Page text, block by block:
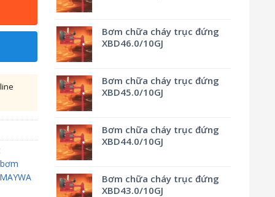
Bơm chữa cháy trục đứng
XBD46.0/10GJ
Bơm chữa cháy trục đứng
XBD45.0/10GJ
Bơm chữa cháy trục đứng
XBD44.0/10GJ
Bơm chữa cháy trục đứng
XBD43.0/10GJ
bơm